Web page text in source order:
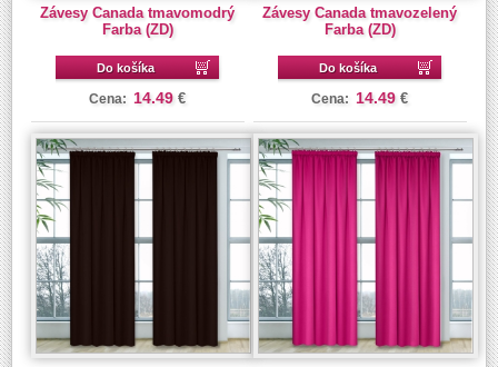
Závesy Canada tmavomodrý
Farba (ZD)
Do košíka
Cena: 14.49 €
Závesy Canada tmavozelený
Farba (ZD)
Do košíka
Cena: 14.49 €